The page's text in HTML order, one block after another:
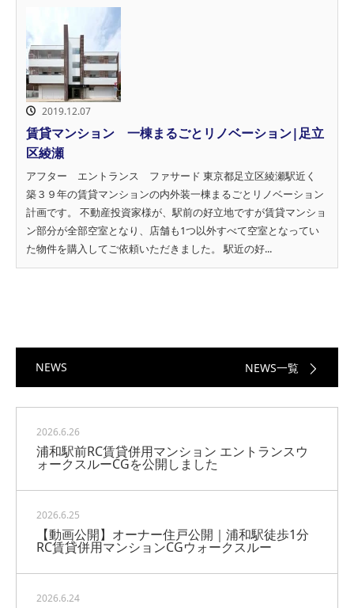
2019.12.07
賃貸マンション 一棟まるごとリノベーション|足立
区綾瀬
アフター エントランス ファサード 東京都足立区綾瀬駅近く
築３９年の賃貸マンションの内外装一棟まるごとリノベーション
計画です。 不動産投資家様が、駅前の好立地ですが賃貸マンショ
ン部分が全部空室となり、店舗も1つ以外すべて空室となってい
た物件を購入してご依頼いただきました。 駅近の好...
NEWS NEWS一覧
2026.6.26
浦和駅前RC賃貸併用マンション エントランスウ
ォークスルーCGを公開しました
2026.6.25
【動画公開】オーナー住戸公開｜浦和駅徒歩1分
RC賃貸併用マンションCGウォークスルー
2026.6.24